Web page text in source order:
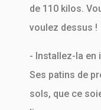
de 110 kilos.
voulez dessus !
- Installez-la en
Ses patins de
sols, que ce